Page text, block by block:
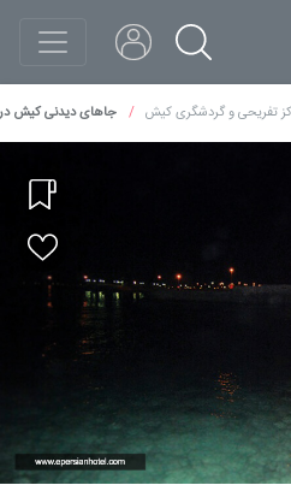
تفریحی و گردشگری کیش جاهای دیدنی کیش